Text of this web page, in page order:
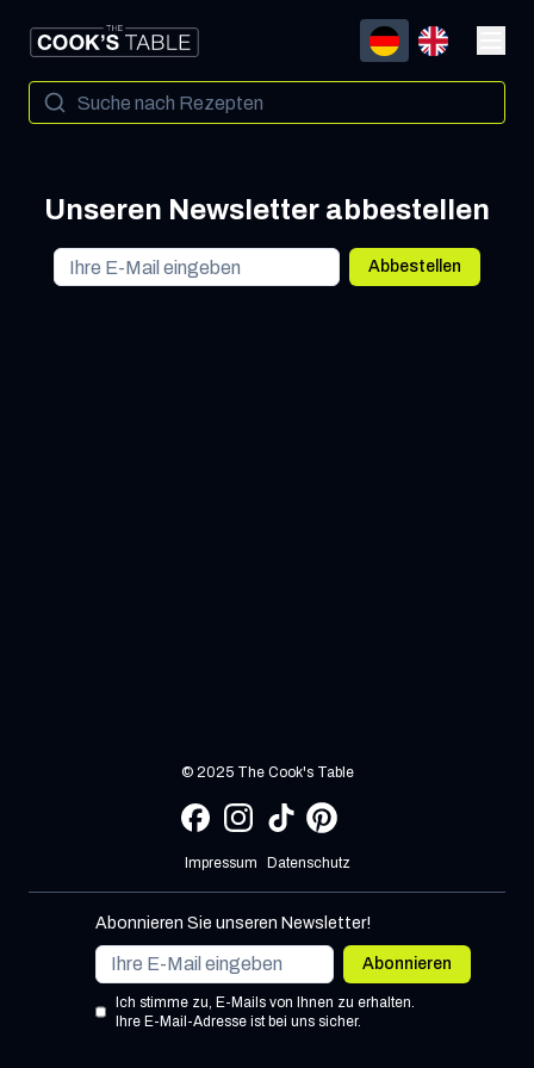
Unseren Newsletter abbestellen
Abbestellen
© 2025 The Cook's Table
Impressum Datenschutz
Abonnieren Sie unseren Newsletter!
Abonnieren
Ich stimme zu, E-Mails von Ihnen zu erhalten.
Ihre E-Mail-Adresse ist bei uns sicher.